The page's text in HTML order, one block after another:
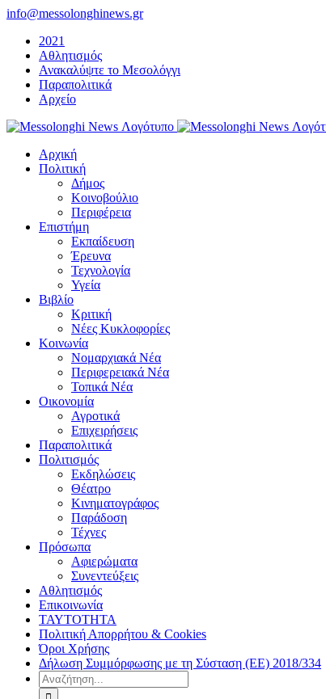
Μετάβαση
περιεχόμενο
info@messolonghinews.gr
2021
Αθλητισμός
Ανακαλύψτε το Μεσολόγγι
Παραπολιτικά
Αρχείο
Αρχική
Πολιτική
Δήμος
Κοινοβούλιο
Περιφέρεια
Επιστήμη
Εκπαίδευση
Έρευνα
Τεχνολογία
Υγεία
Βιβλίο
Κριτική
Νέες Κυκλοφορίες
Κοινωνία
Νομαρχιακά Νέα
Περιφερειακά Νέα
Τοπικά Νέα
Οικονομία
Αγροτικά
Επιχειρήσεις
Παραπολιτικά
Πολιτισμός
Εκδηλώσεις
Θέατρο
Κινηματογράφος
Παράδοση
Τέχνες
Πρόσωπα
Αφιερώματα
Συνεντεύξεις
Αθλητισμός
Επικοινωνία
ΤΑΥΤΟΤΗΤΑ
Πολιτική Απορρήτου & Cookies
Όροι Χρήσης
Δήλωση Συμμόρφωσης με τη Σύσταση (ΕΕ) 2018/334
Αναζήτηση
για: